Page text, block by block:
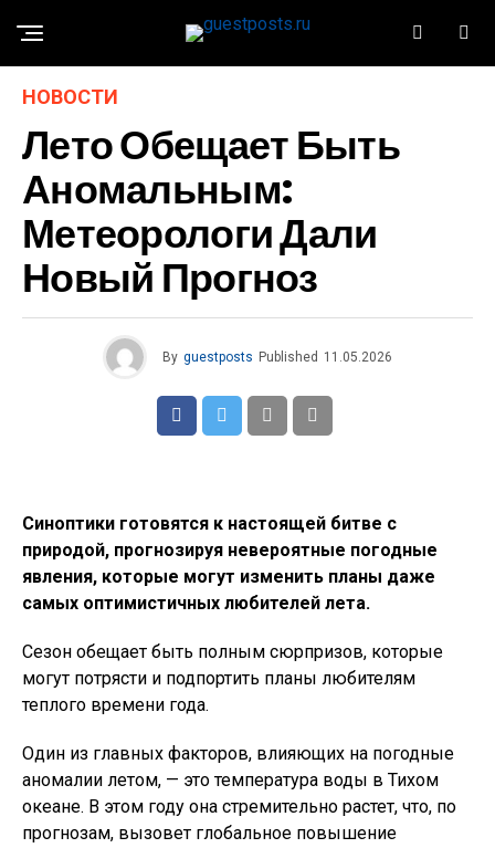
НОВОСТИ
Лето Обещает Быть
Аномальным:
Метеорологи Дали
Новый Прогноз
By guestposts Published 11.05.2026
Синоптики готовятся к настоящей битве с
природой, прогнозируя невероятные погодные
явления, которые могут изменить планы даже
самых оптимистичных любителей лета.
Сезон обещает быть полным сюрпризов, которые
могут потрясти и подпортить планы любителям
теплого времени года.
Один из главных факторов, влияющих на погодные
аномалии летом, — это температура воды в Тихом
океане. В этом году она стремительно растет, что, по
прогнозам, вызовет глобальное повышение